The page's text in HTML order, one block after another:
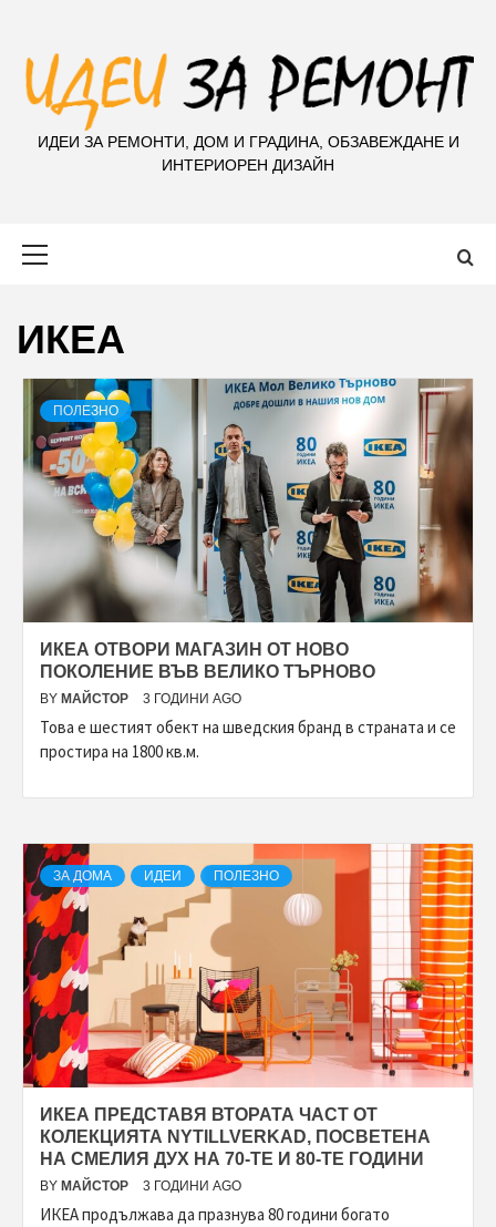
ИДЕИ ЗА РЕМОНТИ, ДОМ И ГРАДИНА, ОБЗАВЕЖДАНЕ И
ИНТЕРИОРЕН ДИЗАЙН
ИКЕА
ПОЛЕЗНО
ИКЕА ОТВОРИ МАГАЗИН ОТ НОВО
ПОКОЛЕНИЕ ВЪВ ВЕЛИКО ТЪРНОВО
BY МАЙСТОР 3 ГОДИНИ AGO
Това е шестият обект на шведския бранд в страната и се
простира на 1800 кв.м.
ЗА ДОМА ИДЕИ ПОЛЕЗНО
ИКЕА ПРЕДСТАВЯ ВТОРАТА ЧАСТ ОТ
КОЛЕКЦИЯТА NYTILLVERKAD, ПОСВЕТЕНА
НА СМЕЛИЯ ДУХ НА 70-ТЕ И 80-ТЕ ГОДИНИ
BY МАЙСТОР 3 ГОДИНИ AGO
ИКЕА продължава да празнува 80 години богато